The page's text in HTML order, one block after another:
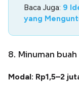
Baca Juga: 9
yang
8. Minuman buah
Modal: Rp1,5–2